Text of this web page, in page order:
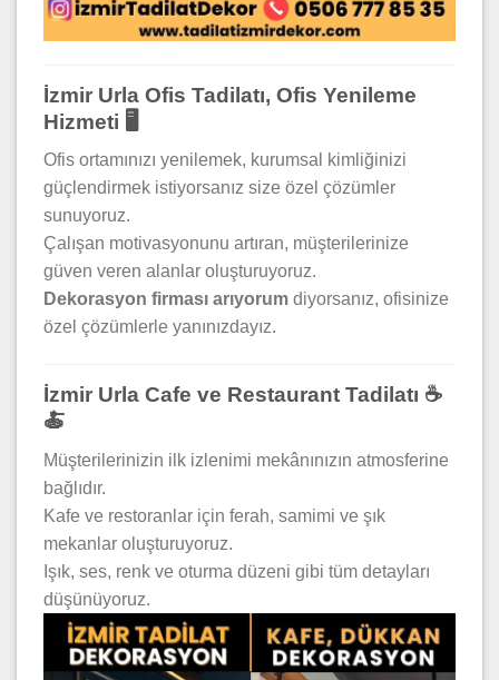
İzmir Urla Ofis Tadilatı, Ofis Yenileme
Hizmeti 🖥️
Ofis ortamınızı yenilemek, kurumsal kimliğinizi
güçlendirmek istiyorsanız size özel çözümler
sunuyoruz.
Çalışan motivasyonunu artıran, müşterilerinize
güven veren alanlar oluşturuyoruz.
Dekorasyon firması arıyorum diyorsanız, ofisinize
özel çözümlerle yanınızdayız.
İzmir Urla Cafe ve Restaurant Tadilatı ☕
🍝
Müşterilerinizin ilk izlenimi mekânınızın atmosferine
bağlıdır.
Kafe ve restoranlar için ferah, samimi ve şık
mekanlar oluşturuyoruz.
Işık, ses, renk ve oturma düzeni gibi tüm detayları
düşünüyoruz.